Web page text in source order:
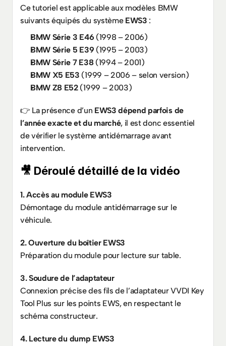
Ce tutoriel est applicable aux modèles BMW
suivants équipés du système EWS3 :
BMW Série 3 E46 (1998 – 2006)
BMW Série 5 E39 (1995 – 2003)
BMW Série 7 E38 (1994 – 2001)
BMW X5 E53 (1999 – 2006 – selon version)
BMW Z8 E52 (1999 – 2003)
👉 La présence d’un EWS3 dépend parfois de
l’année exacte et du marché, il est donc essentiel
de vérifier le système antidémarrage avant
intervention.
🎥 Déroulé détaillé de la vidéo
1. Accès au module EWS3
Démontage du module antidémarrage sur le
véhicule.
2. Ouverture du boîtier EWS3
Préparation du module pour lecture sur table.
3. Soudure de l’adaptateur
Connexion précise des fils de l’adaptateur VVDI Key
Tool Plus sur les points EWS, en respectant le
schéma constructeur.
4. Lecture du dump EWS3